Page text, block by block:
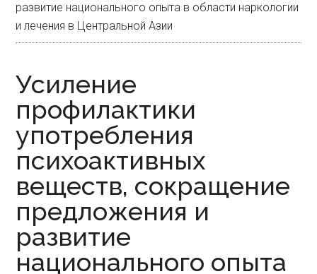
развитие национального опыта в области наркологии
и лечения в Центральной Азии
Усиление
профилактики
употребления
психоактивных
веществ, сокращение
предложения и
развитие
национального опыта